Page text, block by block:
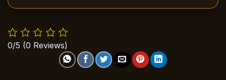
0/5 (0 Reviews)